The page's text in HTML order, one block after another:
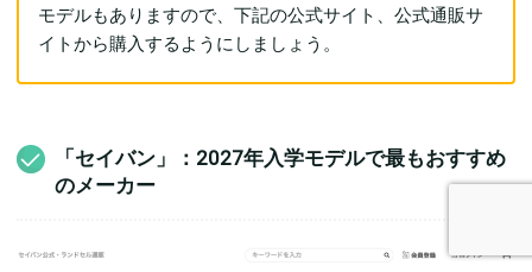
モデルもありますので、下記の公式サイト、公式通販サ
イトから購入するようにしましょう。
「セイバン」：2027年入学モデルで最もおすすめ
のメーカー